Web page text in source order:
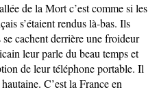
de la Mort c’est comme si les
s’étaient rendus là-bas. Ils
cachent derrière une froideur
leur parle du beau temps et
de leur téléphone portable. Il
C’est la France en